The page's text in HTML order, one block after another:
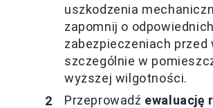
uszkodzenia
zapomnij o
zabezpieczeniach przed
szczególnie w
wyższej wilgotności.
Przeprowadź ewaluację